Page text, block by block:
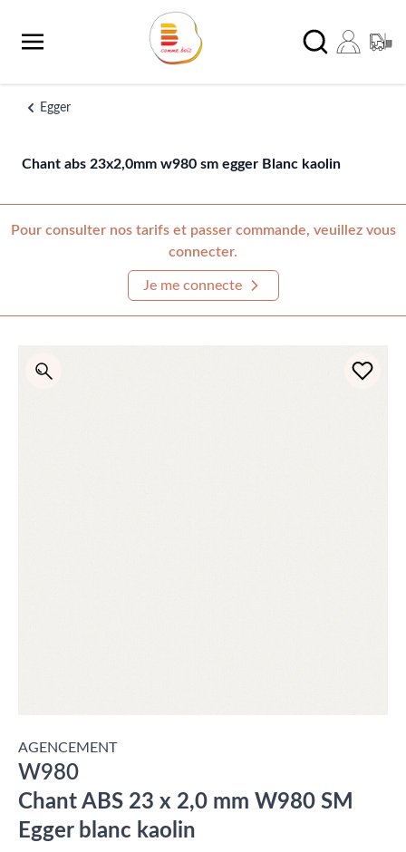
Chercher
Egger
Chant abs 23x2,0mm w980 sm egger Blanc kaolin
Pour consulter nos tarifs et passer commande, veuillez vous
connecter.
Je me connecte
AGENCEMENT
W980
Chant ABS 23 x 2,0 mm W980 SM
Egger blanc kaolin